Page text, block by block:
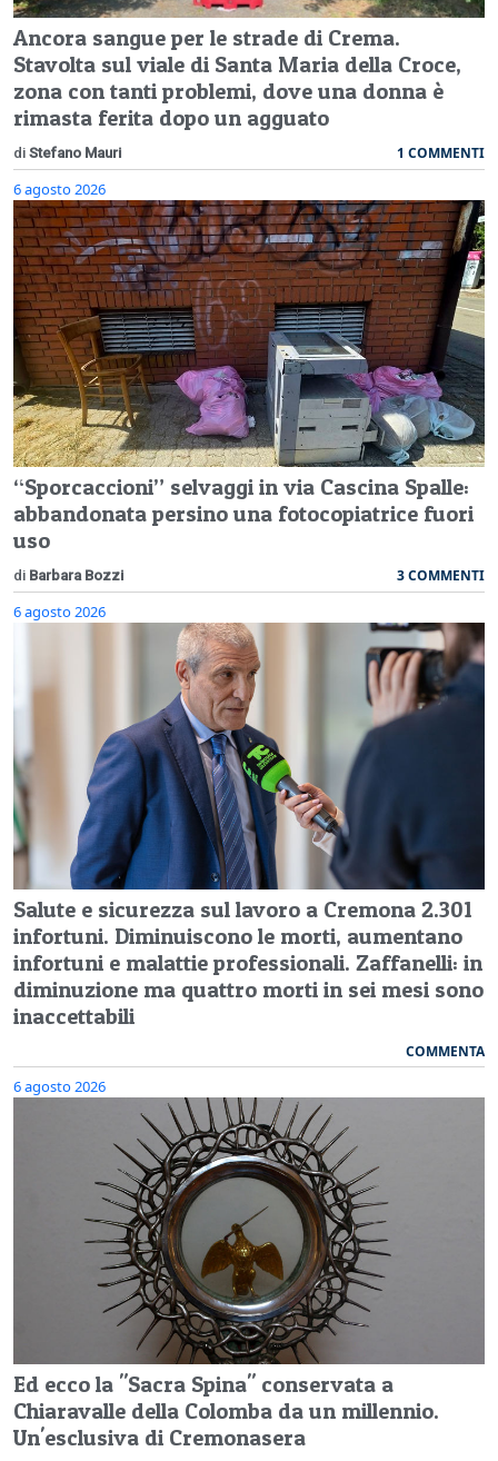
Ancora sangue per le strade di Crema.
Stavolta sul viale di Santa Maria della Croce,
zona con tanti problemi, dove una donna è
rimasta ferita dopo un agguato
di Stefano Mauri 1 COMMENTI
6 agosto 2026
“Sporcaccioni” selvaggi in via Cascina Spalle:
abbandonata persino una fotocopiatrice fuori
uso
di Barbara Bozzi 3 COMMENTI
6 agosto 2026
Salute e sicurezza sul lavoro a Cremona 2.301
infortuni. Diminuiscono le morti, aumentano
infortuni e malattie professionali. Zaffanelli: in
diminuzione ma quattro morti in sei mesi sono
inaccettabili
COMMENTA
6 agosto 2026
Ed ecco la "Sacra Spina" conservata a
Chiaravalle della Colomba da un millennio.
Un'esclusiva di Cremonasera